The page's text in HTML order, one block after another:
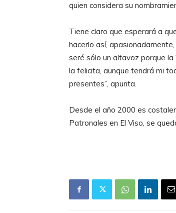
quien considera su
Tiene claro que esperará a
hacerlo así,
seré sólo un altavoz porque
la felicita, aunque tendrá mi
presentes”, apunta.
Desde el año 2000 es
Patronales en El Viso, se